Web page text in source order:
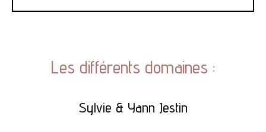
Les différents domaines :
Sylvie & Yann Jestin